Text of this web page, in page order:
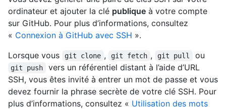
ordinateur et ajouter la clé publique à votre compte
sur GitHub. Pour plus d’informations, consultez
« Connexion à GitHub avec SSH ».
Lorsque vous
git clone , git fetch , git pull ou
git push
vers un référentiel distant à l’aide d’URL
SSH, vous êtes invité à entrer un mot de passe et vous
devez fournir la phrase secrète de votre clé SSH. Pour
plus d’informations, consultez « Utilisation des mots